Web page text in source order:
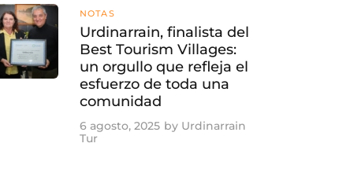
NOTAS
Urdinarrain, finalista del
Best Tourism Villages:
un orgullo que refleja el
esfuerzo de toda una
comunidad
6 agosto, 2025 by Urdinarrain
Tur